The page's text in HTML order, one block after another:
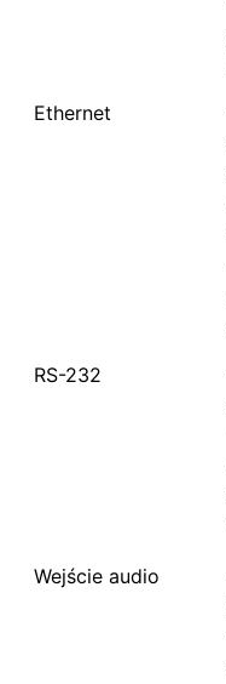
Ethernet
RS-232
Wejście audio